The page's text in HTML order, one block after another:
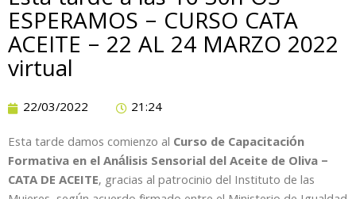
ESPERAMOS – CURSO CATA
ACEITE – 22 AL 24 MARZO 2022
virtual
22/03/2022
21:24
Esta tarde damos comienzo al Curso de Capacitación
Formativa en el Análisis Sensorial del Aceite de Oliva –
CATA DE ACEITE, gracias al patrocinio del Instituto de las